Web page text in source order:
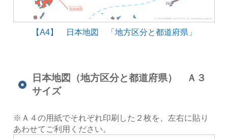
【A4】 日本地図 「地方区分と都道府県」
日本地図（地方区分と都道府県） Ａ３
サイズ
※Ａ４の用紙でそれぞれ印刷した２枚を、左右に貼り
あわせてご利用ください。